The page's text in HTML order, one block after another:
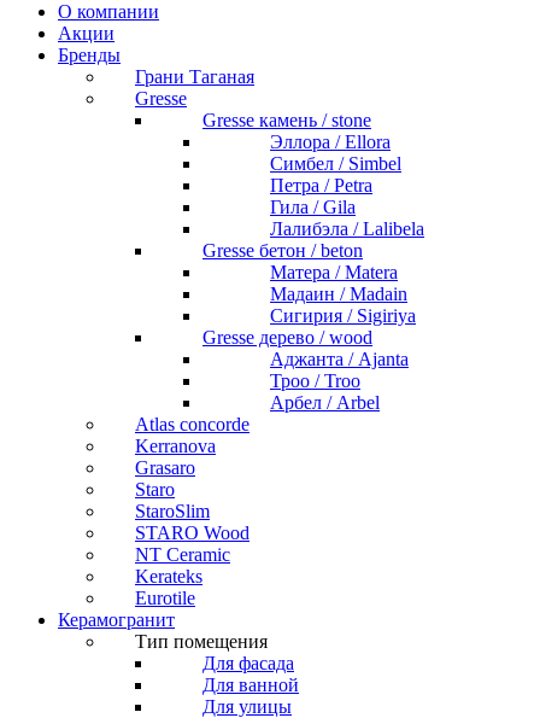
О компании
Акции
Бренды
Грани Таганая
Gresse
Gresse камень / stone
Эллора / Ellora
Симбел / Simbel
Петра / Petra
Гила / Gila
Лалибэла / Lalibela
Gresse бетон / beton
Матера / Matera
Мадаин / Madain
Сигирия / Sigiriya
Gresse дерево / wood
Аджанта / Ajanta
Троо / Troo
Арбел / Arbel
Atlas concorde
Kerranova
Grasaro
Staro
StaroSlim
STARO Wood
NT Ceramic
Kerateks
Eurotile
Керамогранит
Тип помещения
Для фасада
Для ванной
Для улицы